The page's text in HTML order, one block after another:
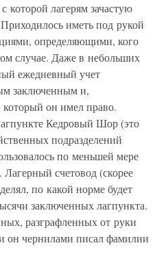
которой лагерям зачастую
иметь под рукой
определяющими, кого
случае. Даже в небольших
ежедневный учет
заключенным и,
который он имел право.
Кедровый Шор (это
подразделений
по меньшей мере
счетовод (скорее
по какой норме будет
заключенных лагпункта.
разграфленных от руки
он чернилами писал фамилии